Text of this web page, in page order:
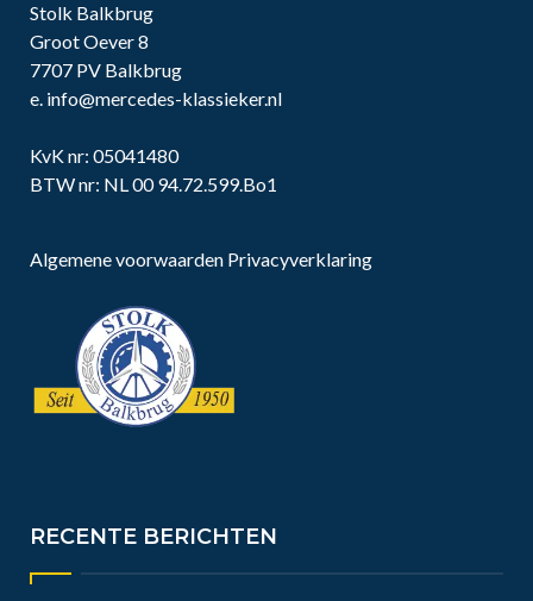
Stolk Balkbrug
Groot Oever 8
7707 PV Balkbrug
e. info@mercedes-klassieker.nl
KvK nr: 05041480
BTW nr: NL 00 94.72.599.Bo1
Algemene voorwaarden Privacyverklaring
RECENTE BERICHTEN